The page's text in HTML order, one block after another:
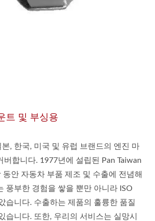
트 및 부싱용
본, 한국, 미국 및 유럽 브랜드의 엔진 마
버합니다. 1977년에 설립된 Pan Taiwan
동안 자동차 부품 제조 및 수출에 전념해
풍부한 경험을 쌓을 뿐만 아니라 ISO
습니다. 수출하는 제품의 훌륭한 품질
습니다. 또한, 우리의 서비스는 실망시